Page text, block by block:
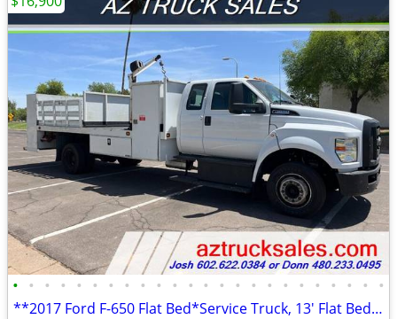
• • • • • • • • • • • • • • • • • • • • • • • •
**2017 Ford F-650 Flat Bed*Service Truck, 13' Flat Bed*6.8L V10 Engi